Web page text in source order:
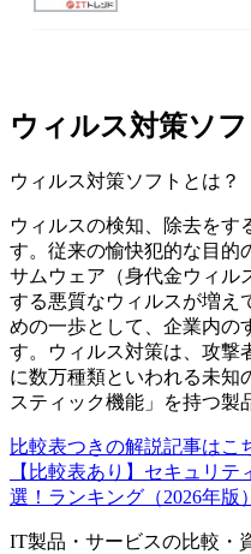
ウィルス対策ソフ
ウィルス対策ソフト とは？
ウィルスの検知、除去をす
す。従来の愉快犯的な目的
サムウェア（身代金ウィル
する悪質なウィルスが増え
めの一歩として、企業内の
す。ウィルス対策は、攻撃
に数万種類といわれる未知
スティック機能」を持つ製
比較表つきの解説記事はこ
【比較表あり】セキュリ
選！ランキング（2026年版）
IT製品・サービスの比較・